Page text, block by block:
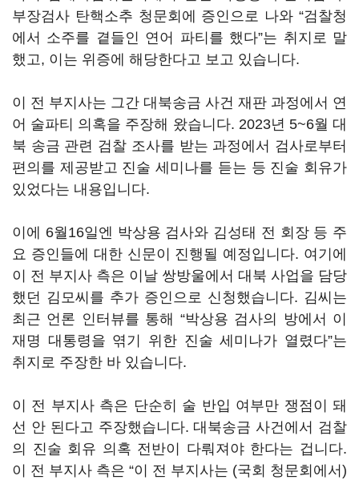
부장검사 탄핵소추 청문회에 증인으로 나와 “검찰청
에서 소주를 곁들인 연어 파티를 했다”는 취지로 말
했고, 이는 위증에 해당한다고 보고 있습니다.
이 전 부지사는 그간 대북송금 사건 재판 과정에서 연
어 술파티 의혹을 주장해 왔습니다. 2023년 5~6월 대
북 송금 관련 검찰 조사를 받는 과정에서 검사로부터
편의를 제공받고 진술 세미나를 듣는 등 진술 회유가
있었다는 내용입니다.
이에 6월16일엔 박상용 검사와 김성태 전 회장 등 주
요 증인들에 대한 신문이 진행될 예정입니다. 여기에
이 전 부지사 측은 이날 쌍방울에서 대북 사업을 담당
했던 김모씨를 추가 증인으로 신청했습니다. 김씨는
최근 언론 인터뷰를 통해 “박상용 검사의 방에서 이
재명 대통령을 엮기 위한 진술 세미나가 열렸다”는
취지로 주장한 바 있습니다.
이 전 부지사 측은 단순히 술 반입 여부만 쟁점이 돼
선 안 된다고 주장했습니다. 대북송금 사건에서 검찰
의 진술 회유 의혹 전반이 다뤄져야 한다는 겁니다.
이 전 부지사 측은 “이 전 부지사는 (국회 청문회에서)